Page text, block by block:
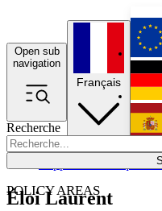
Open sub
navigation
Recherche
POLICY AREAS
Français
Éloi Laurent